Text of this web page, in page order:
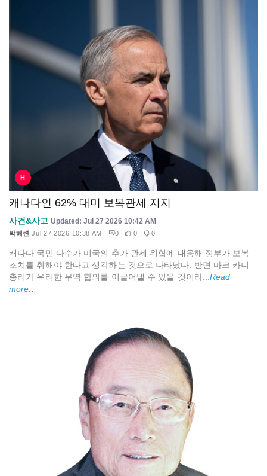
H
캐나다인 62% 대미 보복관세 지지
사건&사고 Updated: Jul 27 2026 10:42 AM
박해련 Jul 27 2026 10:38 AM 0 0 0
캐나다 국민 다수가 미국의 추가 관세 위협에 대응해 정부가 보복
조치를 취해야 한다고 생각하는 것으로 나타났다. 반면 마크 카니
총리가 유리한 무역 합의를 이끌어낼 수 있을 것이라...Read
more...